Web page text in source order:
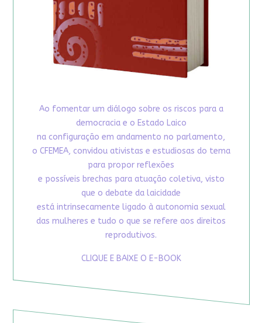
Ao fomentar um diálogo sobre os riscos para a
democracia e o Estado Laico
na configuração em andamento no parlamento,
o CFEMEA, convidou ativistas e estudiosas do tema
para propor reflexões
e possíveis brechas para atuação coletiva, visto
que o debate da laicidade
está intrinsecamente ligado à autonomia sexual
das mulheres e tudo o que se refere aos direitos
reprodutivos.
CLIQUE E BAIXE O E-BOOK